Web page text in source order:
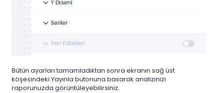
Bütün ayarları tamamladıktan sonra ekranın sağ üst
köşesindeki Yayınla butonuna basarak analizinizi
raporunuzda görüntüleyebilirsiniz.